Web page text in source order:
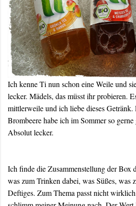
Ich kenne Ti nun schon eine Weile und
lecker. Mädels, das müsst ihr probieren.
mittlerweile und ich liebe dieses Getränk.
Brombeere habe ich im Sommer so
Absolut lecker.
Ich finde die Zusammenstellung der Box
was zum Trinken dabei, was Süßes, was
Deftiges. Zum Thema passt nicht